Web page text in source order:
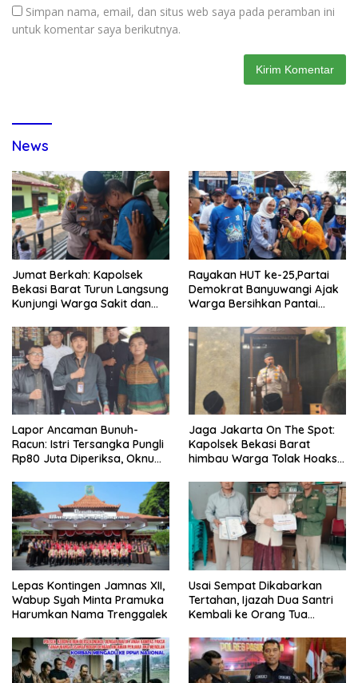
Simpan nama, email, dan situs web saya pada peramban ini
untuk komentar saya berikutnya.
News
Jumat Berkah: Kapolsek
Bekasi Barat Turun Langsung
Kunjungi Warga Sakit dan
Rayakan HUT ke-25,Partai
Demokrat Banyuwangi Ajak
Warga Bersihkan Pantai
Lapor Ancaman Bunuh-
Racun: Istri Tersangka Pungli
Rp80 Juta Diperiksa, Oknum
Disdagperin
Jaga Jakarta On The Spot:
Kapolsek Bekasi Barat
himbau Warga Tolak Hoaks
Sholat Jumat
Lepas Kontingen Jamnas XII,
Wabup Syah Minta Pramuka
Harumkan Nama Trenggalek
Usai Sempat Dikabarkan
Tertahan, Ijazah Dua Santri
Kembali ke Orang Tua